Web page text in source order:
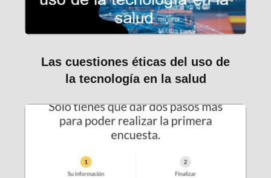
Las cuestiones éticas del uso de
la tecnología en la salud